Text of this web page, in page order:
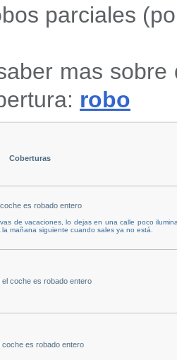
parciales
mas
robo
Coberturas
es robado entero
de vacaciones, lo dejas en una calle poco
mañana siguiente cuando sales ya no está.
coche es robado entero
coche es robado entero